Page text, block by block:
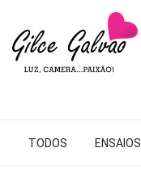
TODOS ENSAIOS